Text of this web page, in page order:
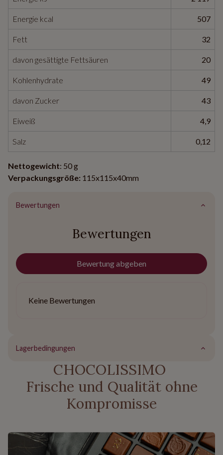
Energie kcal 507
Fett 32
davon gesättigte Fettsäuren 20
Kohlenhydrate 49
davon Zucker 43
Eiweiß 4,9
Salz 0,12
Nettogewicht: 50 g
Verpackungsgröße: 115x115x40mm
Bewertungen
Bewertungen
Bewertung abgeben
Keine Bewertungen
Lagerbedingungen
CHOCOLISSIMO
Frische und Qualität ohne
Kompromisse